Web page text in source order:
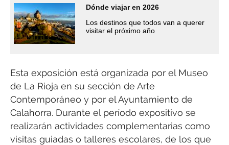
Dónde viajar en 2026
Los destinos que todos van a querer
visitar el próximo año
Esta exposición está organizada por el Museo
de La Rioja en su sección de Arte
Contemporáneo y por el Ayuntamiento de
Calahorra. Durante el período expositivo se
realizarán actividades complementarias como
visitas guiadas o talleres escolares, de los que